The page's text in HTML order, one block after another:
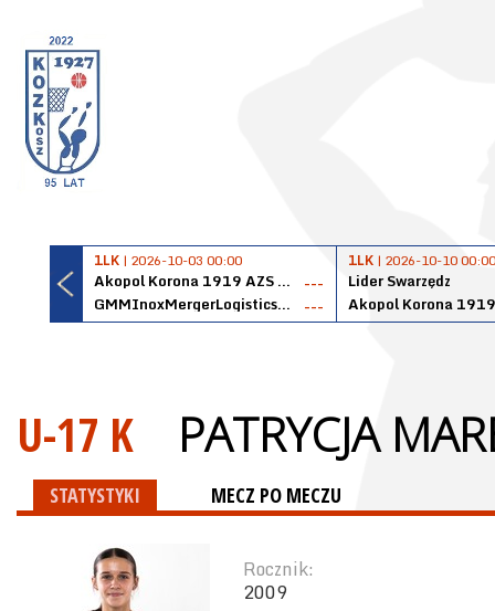
1LK | 2026-10-03 00:00
Akopol Korona 1919 AZS PK Kraków
---
GMMInoxMergerLogisticsPanteryŁańcut
---
1LK | 2026-10-10 00:00
Lider Swarzędz
U-17 K PATRYCJA
STATYSTYKI MECZ PO MECZU
Rocznik:
2009